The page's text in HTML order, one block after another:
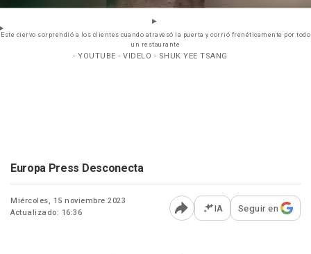
Este ciervo sorprendió a los clientes cuando atravesó la puerta y corrió frenéticamente por todo
un restaurante
- YOUTUBE - VIDELO - SHUK YEE TSANG
Europa Press Desconecta
Miércoles, 15 noviembre 2023
Actualizado: 16:36
Abrir opciones para
IA Seguir en